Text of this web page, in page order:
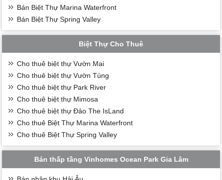
Bán Biệt Thự Marina Waterfront
Bán Biệt Thự Spring Valley
Biệt Thự Cho Thuê
Cho thuê biệt thự Vườn Mai
Cho thuê biệt thự Vườn Tùng
Cho thuê biệt thự Park River
Cho thuê biệt thự Mimosa
Cho thuê biệt thự Đảo The IsLand
Cho thuê Biệt Thự Marina Waterfront
Cho thuê Biệt Thự Spring Valley
Bán thấp tầng Vinhomes Ocean Park Gia Lâm